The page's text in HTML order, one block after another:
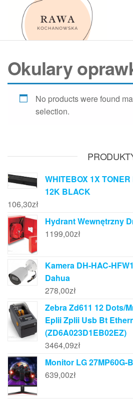
Przejdź
Okulary
No products were found
selection.
WHITEBOX 1X
12K BLACK
106,30zł
Hydrant Wewnętrzny
1199,00zł
Kamera DH-HAC-
Dahua
278,00zł
Zebra Zd611 12 Dots/
Eplii Zplii Usb Bt
(ZD6A023D1EB02EZ)
3464,09zł
Monitor LG 27MP60G-B
639,00zł